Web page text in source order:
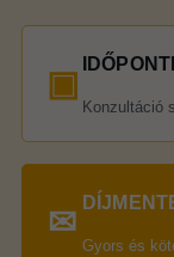
▣
Konzultáció
✉
Gyors és